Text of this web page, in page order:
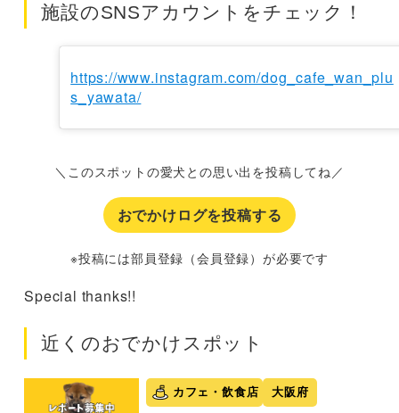
施設のSNSアカウントをチェック！
https://www.instagram.com/dog_cafe_wan_plu
s_yawata/
＼このスポットの愛犬との思い出を投稿してね／
おでかけログを投稿する
※投稿には部員登録（会員登録）が必要です
Special thanks!!
近くのおでかけスポット
カフェ・飲食店 大阪府